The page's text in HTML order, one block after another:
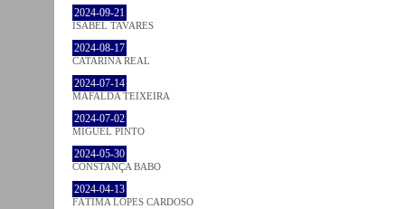
2024-09-21
ISABEL TAVARES
2024-08-17
CATARINA REAL
2024-07-14
MAFALDA TEIXEIRA
2024-07-02
MIGUEL PINTO
2024-05-30
CONSTANÇA BABO
2024-04-13
FÁTIMA LOPES CARDOSO